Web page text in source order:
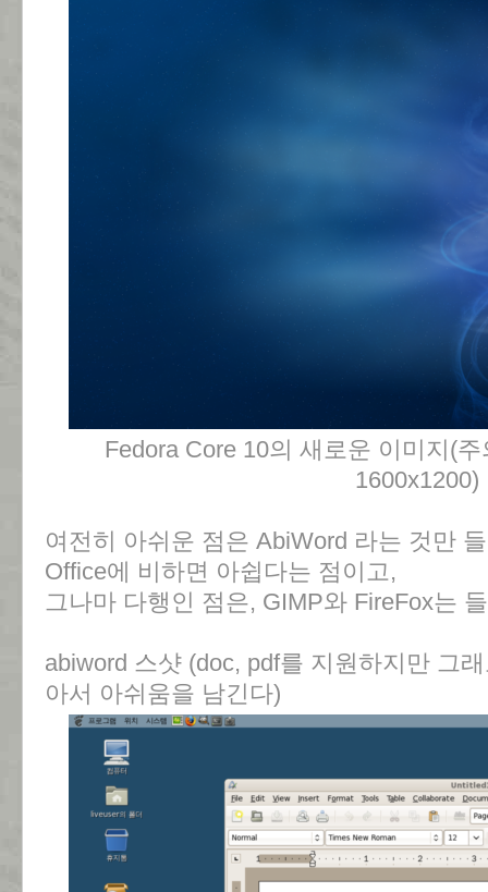
Fedora Core 10의 새로운 이미지(
1600x1200)
여전히 아쉬운 점은 AbiWord 라는 것만
Office에 비하면 아쉽다는 점이고,
그나마 다행인 점은, GIMP와 FireFox는
abiword 스샷 (doc, pdf를 지원하지만 그
아서 아쉬움을 남긴다)